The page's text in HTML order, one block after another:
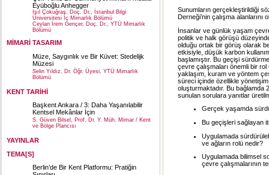
Eyüboğlu Anhegger
Işıl Çokuğraş, Doç. Dr., İstanbul Bilgi
Üniversitesi İç Mimarlık Bölümü
Ceylan İrem Gençer, Doç. Dr., YTÜ Mimarlık
Bölümü
MİMARİ TASARIM
Müze, Saygınlık ve Bir Küvet: Stedelijk
Müzesi
Selin Yıldız, Dr. Öğr. Üyesi, YTÜ Mimarlık
Bölümü
KENT TARİHİ
Başkent Ankara / 3: Daha Yaşanılabilir
Kentsel Mekânlar İçin
S. Güven Bilsel, Prof. Dr. Y. Müh. Mimar / Kent
ve Bölge Plancısı
YAYINLAR
TEMA[S]
Berlin’de Bir Kent Platformu: Pratiğin
Sunumların gerçekleştirildiği
Derneği’nin çalışma alanlarını
İnsanlar ve günlük yaşam
politik ve halk görüşü
olduğu ortak bir görüş olarak
etkisiyle, düşük karbon
başlamıştır. Bu geçişi
çevre çalışmaları önemli bir
yaklaşım, kuram ve yöntem
süreci içinde özellikle
oluşturmaktadır. Bu bağlamda
sunulan sorulara yanıtlar
Gerçek yaşamda
Bu geçişleri sağlayan
Uygulamada
ve ağların rolü nedir?
Uygulamada bilimsel
çevre çalışmalarının